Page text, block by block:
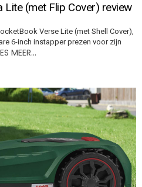
Lite (met Flip Cover) review
Verse Lite (met Shell Cover),
6-inch instapper prezen voor zijn
MEER…